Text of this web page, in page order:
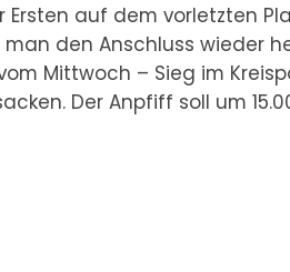
auf dem vorletzten
den Anschluss wieder
Mittwoch – Sieg im
Der Anpfiff soll um